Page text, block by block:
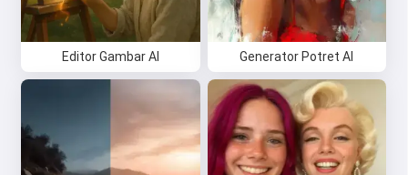
Editor Gambar AI Generator Potret AI